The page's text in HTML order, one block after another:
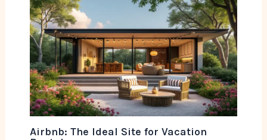
Airbnb: The Ideal Site for Vacation